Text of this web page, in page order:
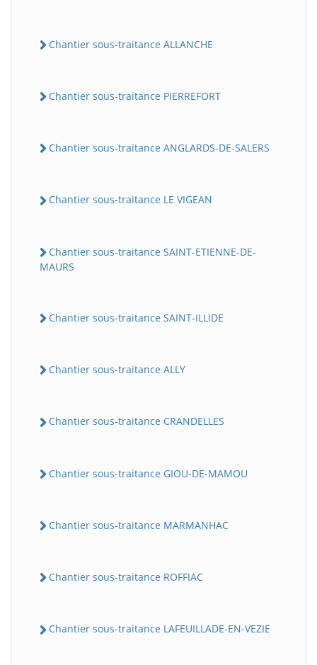
Chantier sous-traitance ALLANCHE
Chantier sous-traitance PIERREFORT
Chantier sous-traitance ANGLARDS-DE-SALERS
Chantier sous-traitance LE VIGEAN
Chantier sous-traitance SAINT-ETIENNE-DE-
MAURS
Chantier sous-traitance SAINT-ILLIDE
Chantier sous-traitance ALLY
Chantier sous-traitance CRANDELLES
Chantier sous-traitance GIOU-DE-MAMOU
Chantier sous-traitance MARMANHAC
Chantier sous-traitance ROFFIAC
Chantier sous-traitance LAFEUILLADE-EN-VEZIE